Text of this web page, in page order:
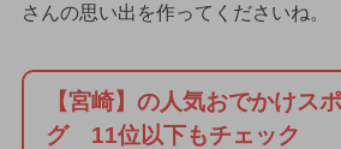
さんの思い出を作ってくださいね。
【宮崎】の人気おでかけス
グ 11位以下もチェック